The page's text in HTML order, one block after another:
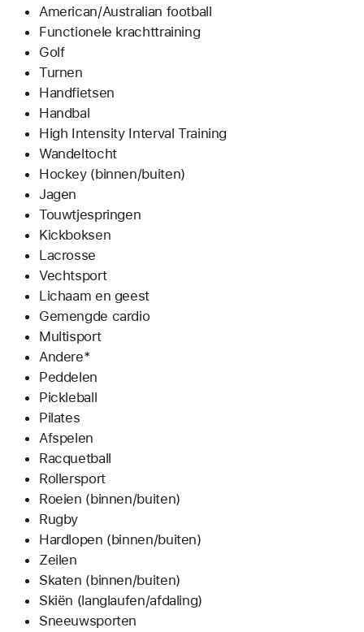
American/Australian football
Functionele krachttraining
Golf
Turnen
Handfietsen
Handbal
High Intensity Interval Training
Wandeltocht
Hockey (binnen/buiten)
Jagen
Touwtjespringen
Kickboksen
Lacrosse
Vechtsport
Lichaam en geest
Gemengde cardio
Multisport
Andere*
Peddelen
Pickleball
Pilates
Afspelen
Racquetball
Rollersport
Roeien (binnen/buiten)
Rugby
Hardlopen (binnen/buiten)
Zeilen
Skaten (binnen/buiten)
Skiën (langlaufen/afdaling)
Sneeuwsporten